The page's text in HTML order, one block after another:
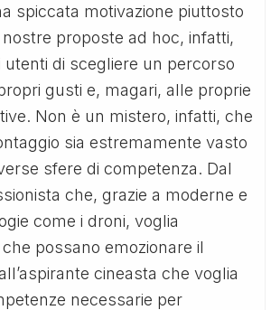
spiccata motivazione piuttosto
nostre proposte ad hoc, infatti,
di scegliere un percorso
gusti e, magari, alle proprie
Non è un mistero, infatti, che
sia estremamente vasto
sfere di competenza. Dal
che, grazie a moderne e
come i droni, voglia
possano emozionare il
cineasta che voglia
necessarie per